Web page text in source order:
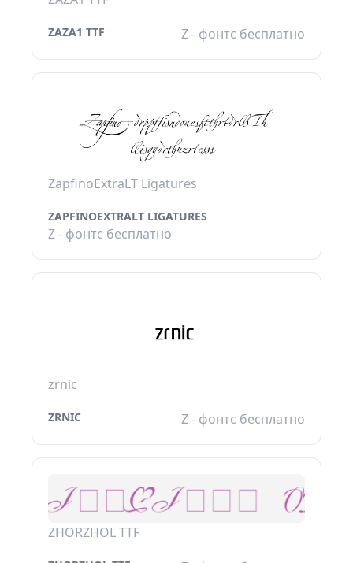
ZAZA1 TTF Z - фонтс бесплатно
ZapfinoExtraLT Ligatures
ZAPFINOEXTRALT LIGATURES
Z - фонтс бесплатно
zrnic
ZRNIC Z - фонтс бесплатно
ZHORZHOL TTF